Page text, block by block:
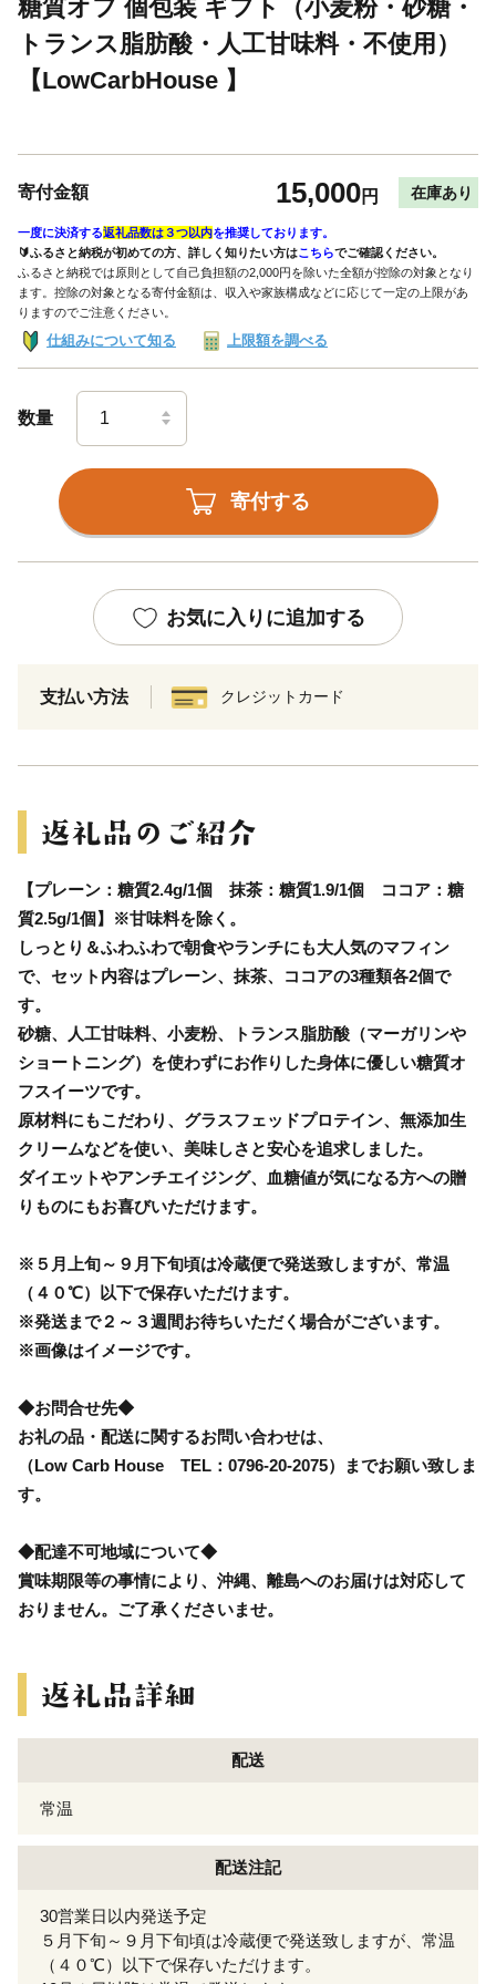
糖質オフ 個包装 ギフト（小麦粉・砂糖・
トランス脂肪酸・人工甘味料・不使用）
【LowCarbHouse 】
寄付金額 15,000円 在庫あり
一度に決済する返礼品数は３つ以内を推奨しております。
🔰ふるさと納税が初めての方、詳しく知りたい方はこちらでご確認ください。
ふるさと納税では原則として自己負担額の2,000円を除いた全額が控除の対象となり
ます。控除の対象となる寄付金額は、収入や家族構成などに応じて一定の上限があ
りますのでご注意ください。
仕組みについて知る 上限額を調べる
数量
寄付する
お気に入りに追加する
支払い方法 クレジットカード
【プレーン：糖質2.4g/1個 抹茶：糖質1.9/1個 ココア：糖
質2.5g/1個】※甘味料を除く。
しっとり＆ふわふわで朝食やランチにも大人気のマフィン
で、セット内容はプレーン、抹茶、ココアの3種類各2個で
す。
砂糖、人工甘味料、小麦粉、トランス脂肪酸（マーガリンや
ショートニング）を使わずにお作りした身体に優しい糖質オ
フスイーツです。
原材料にもこだわり、グラスフェッドプロテイン、無添加生
クリームなどを使い、美味しさと安心を追求しました。
ダイエットやアンチエイジング、血糖値が気になる方への贈
りものにもお喜びいただけます。
※５月上旬～９月下旬頃は冷蔵便で発送致しますが、常温
（４０℃）以下で保存いただけます。
※発送まで２～３週間お待ちいただく場合がございます。
※画像はイメージです。
◆お問合せ先◆
お礼の品・配送に関するお問い合わせは、
（Low Carb House TEL：0796-20-2075）までお願い致しま
す。
◆配達不可地域について◆
賞味期限等の事情により、沖縄、離島へのお届けは対応して
おりません。ご了承くださいませ。
配送
常温
配送注記
30営業日以内発送予定
５月下旬～９月下旬頃は冷蔵便で発送致しますが、常温
（４０℃）以下で保存いただけます。